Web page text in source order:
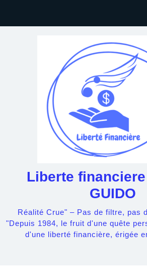
Liberte
GUIDO
Réalité Crue" – Pas de filtre, pas
"Depuis 1984, le fruit d'une quête
d'une liberté financière, érigée